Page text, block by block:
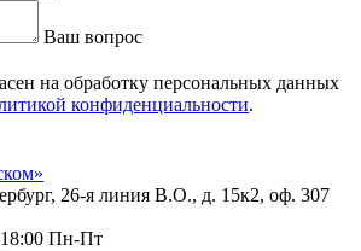
Ваш вопрос
на обработку персональных данных
конфиденциальности.
26-я линия В.О., д. 15к2, оф. 307
Пн-Пт